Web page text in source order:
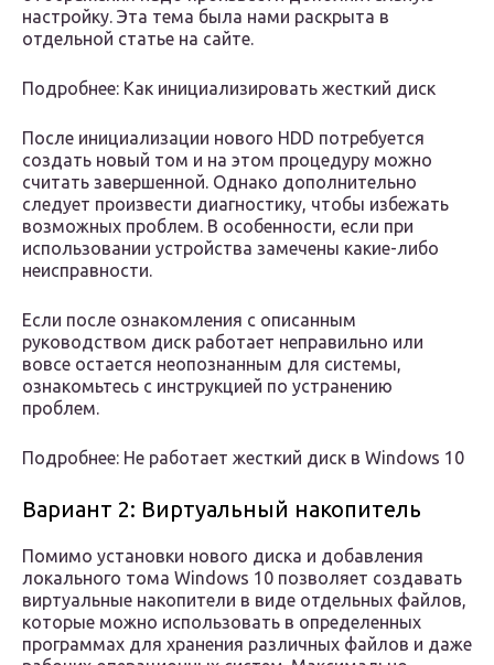
настройку. Эта тема была нами раскрыта в
отдельной статье на сайте.
Подробнее: Как инициализировать жесткий диск
После инициализации нового HDD потребуется
создать новый том и на этом процедуру можно
считать завершенной. Однако дополнительно
следует произвести диагностику, чтобы избежать
возможных проблем. В особенности, если при
использовании устройства замечены какие-либо
неисправности.
Если после ознакомления с описанным
руководством диск работает неправильно или
вовсе остается неопознанным для системы,
ознакомьтесь с инструкцией по устранению
проблем.
Подробнее: Не работает жесткий диск в Windows 10
Вариант 2: Виртуальный накопитель
Помимо установки нового диска и добавления
локального тома Windows 10 позволяет создавать
виртуальные накопители в виде отдельных файлов,
которые можно использовать в определенных
программах для хранения различных файлов и даже